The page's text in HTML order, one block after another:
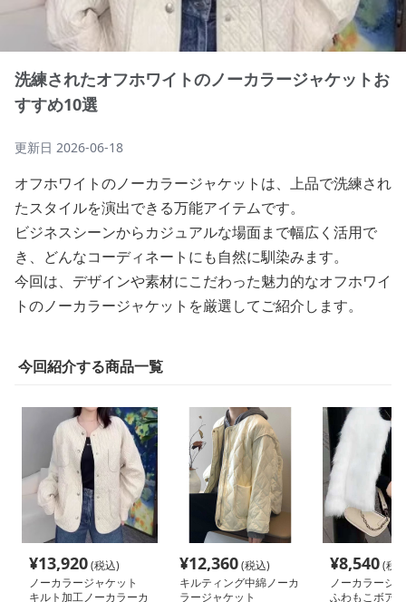
洗練されたオフホワイトのノーカラージャケットお
すすめ10選
更新日 2026-06-18
オフホワイトのノーカラージャケットは、上品で洗練され
たスタイルを演出できる万能アイテムです。
ビジネスシーンからカジュアルな場面まで幅広く活用で
き、どんなコーディネートにも自然に馴染みます。
今回は、デザインや素材にこだわった魅力的なオフホワイ
トのノーカラージャケットを厳選してご紹介します。
今回紹介する商品一覧
¥13,920(税込)
ノーカラージャケット
キルト加工ノーカラーカ
¥12,360(税込)
キルティング中綿ノーカ
ラージャケット
¥8,540(税
ノーカラージ
ふわもこボア